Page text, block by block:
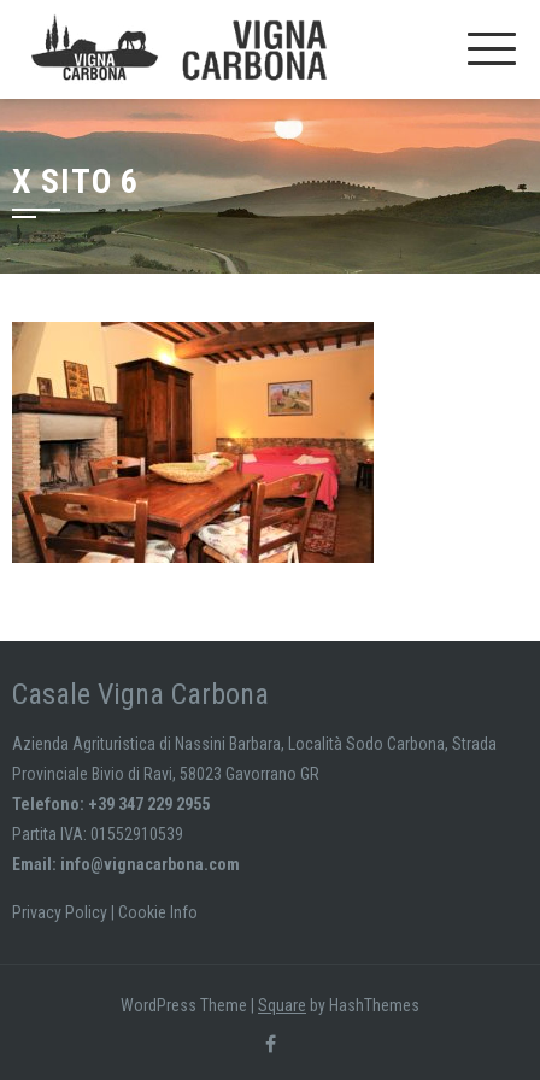
X SITO 6
Casale Vigna Carbona
Azienda Agrituristica di Nassini Barbara, Località Sodo Carbona, Strada
Provinciale Bivio di Ravi, 58023 Gavorrano GR
Telefono: +39 347 229 2955
Partita IVA: 01552910539
Email: info@vignacarbona.com
Privacy Policy Cookie Info
WordPress Theme Square by HashThemes